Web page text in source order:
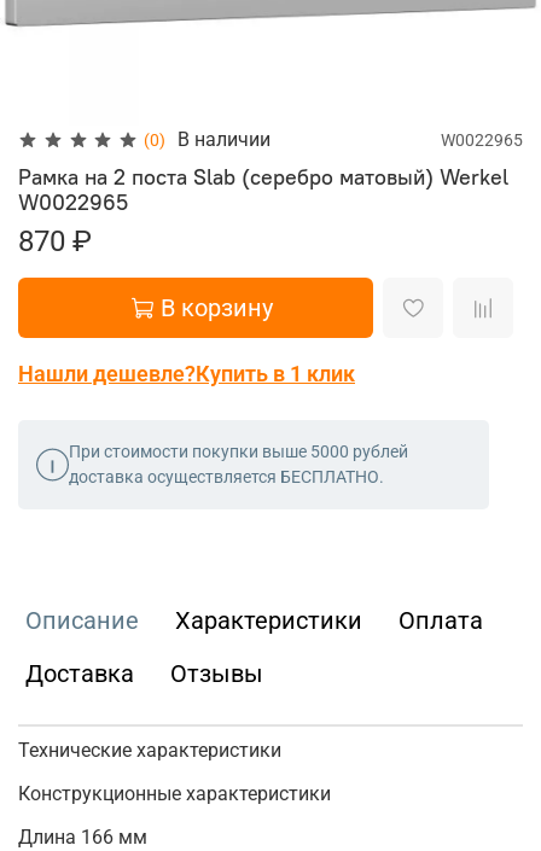
(0) В наличии W0022965
Рамка на 2 поста Slab (серебро матовый) Werkel
W0022965
870 ₽
В корзину
Нашли дешевле?Купить в 1 клик
При стоимости покупки выше 5000 рублей
доставка осуществляется БЕСПЛАТНО.
Описание Характеристики
Оплата
Доставка
Отзывы
Технические характеристики
Конструкционные характеристики
Длина 166 мм